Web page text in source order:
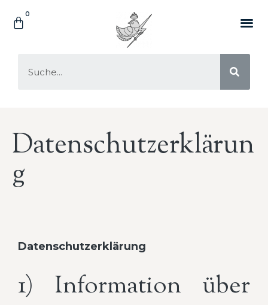
Datenschutzerklärun
g
Datenschutzerklärung
1) Information über